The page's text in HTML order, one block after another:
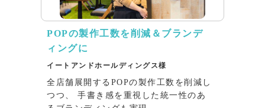
POPの製作工数を削減＆ブランデ
ィングに
イートアンドホールディングス様
全店舗展開するPOPの製作工数を削減し
つつ、 手書き感を重視した統一性のあ